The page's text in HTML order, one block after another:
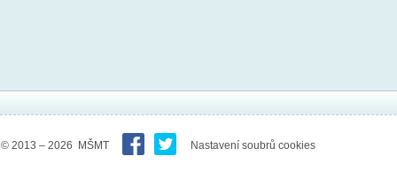
© 2013 – 2026 MŠMT Nastavení soubrů cookies